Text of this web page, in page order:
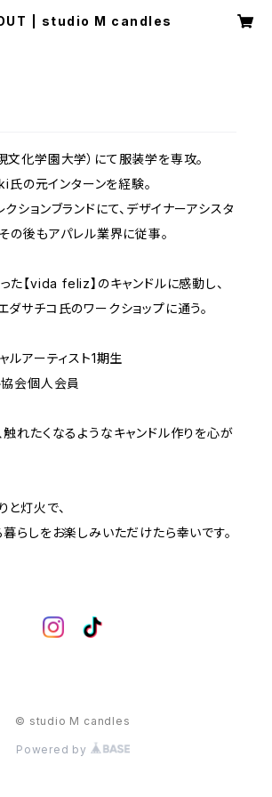
| studio M candles
文化学園大学）にて服装学を専攻。
の元インターンを経験。
ションブランドにて、デザイナーアシスタ
の後もアパレル業界に従事。
た【vida feliz】のキャンドルに感動し、
サチコ氏のワークショップに通う。
ルアーティスト1期生
協会個人会員
触れたくなるようなキャンドル作りを心が
灯火で、
暮らしをお楽しみいただけたら幸いです。
© studio M candles
Powered by